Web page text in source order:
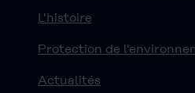
L'histoire
Protection de
Actualités